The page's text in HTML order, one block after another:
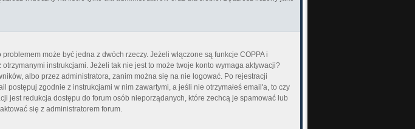
może być jedna z dwóch rzeczy. Jeżeli włączone są funkcje COPPA i
instrukcjami. Jeżeli tak nie jest to może twoje konto wymaga aktywacji?
albo przez administratora, zanim można się na nie logować. Po rejestracji
zgodnie z instrukcjami w nim zawartymi, a jeśli nie otrzymałeś email'a, to czy
jest redukcja dostępu do forum osób nieporządanych, które zechcą je spamować lub
się z administratorem forum.